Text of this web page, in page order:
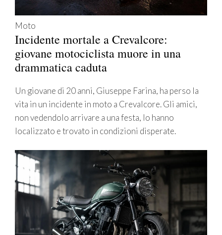
Moto
Incidente mortale a Crevalcore:
giovane motociclista muore in una
drammatica caduta
Un giovane di 20 anni, Giuseppe Farina, ha perso la
vita in un incidente in moto a Crevalcore. Gli amici,
non vedendolo arrivare a una festa, lo hanno
localizzato e trovato in condizioni disperate.